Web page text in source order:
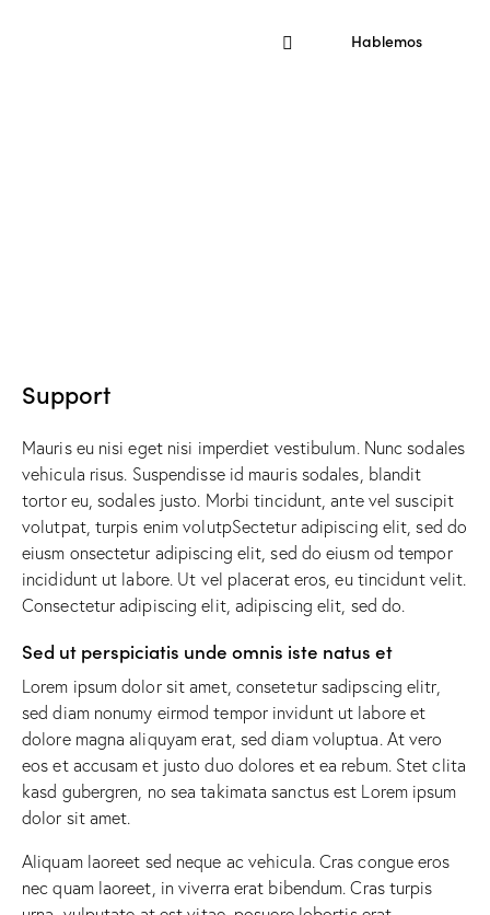
Hablemos
Support
Mauris eu nisi eget nisi imperdiet vestibulum. Nunc sodales
vehicula risus. Suspendisse id mauris sodales, blandit
tortor eu, sodales justo. Morbi tincidunt, ante vel suscipit
volutpat, turpis enim volutpSectetur adipiscing elit, sed do
eiusm onsectetur adipiscing elit, sed do eiusm od tempor
incididunt ut labore. Ut vel placerat eros, eu tincidunt velit.
Consectetur adipiscing elit, adipiscing elit, sed do.
Sed ut perspiciatis unde omnis iste natus et
Lorem ipsum dolor sit amet, consetetur sadipscing elitr,
sed diam nonumy eirmod tempor invidunt ut labore et
dolore magna aliquyam erat, sed diam voluptua. At vero
eos et accusam et justo duo dolores et ea rebum. Stet clita
kasd gubergren, no sea takimata sanctus est Lorem ipsum
dolor sit amet.
Aliquam laoreet sed neque ac vehicula. Cras congue eros
nec quam laoreet, in viverra erat bibendum. Cras turpis